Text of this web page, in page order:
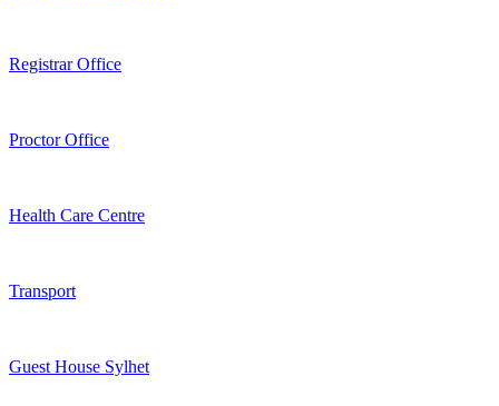
Registrar Office
Proctor Office
Health Care Centre
Transport
Guest House Sylhet